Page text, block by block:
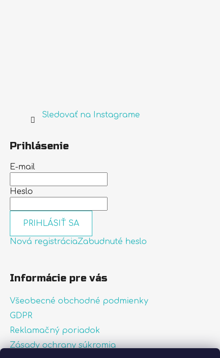
Sledovať na Instagrame
Prihlásenie
E-mail
Heslo
PRIHLÁSIŤ SA
Nová registráciaZabudnuté heslo
Informácie pre vás
Všeobecné obchodné podmienky
GDPR
Reklamačný poriadok
Zásady ochrany súkromia